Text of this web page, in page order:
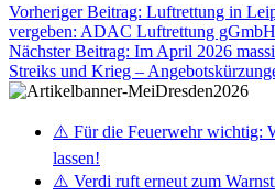
Vorheriger Beitrag: Luftrettung in
vergeben: ADAC Luftrettung
Nächster Beitrag: Im April 2026
Streiks und Krieg –
⚠️ Für die Feuerwehr wichtig:
lassen!
⚠️ Verdi ruft erneut zum